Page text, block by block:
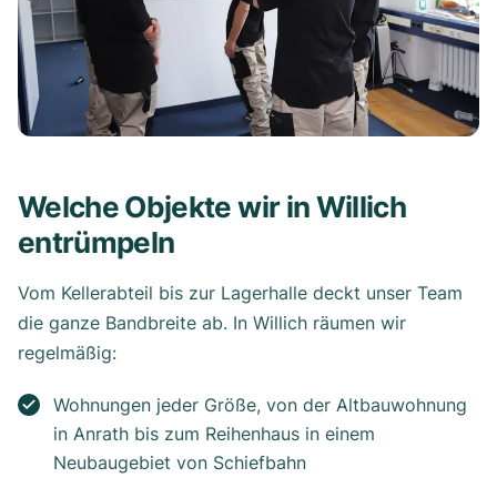
Welche Objekte wir in Willich
entrümpeln
Vom Kellerabteil bis zur Lagerhalle deckt unser Team
die ganze Bandbreite ab. In Willich räumen wir
regelmäßig:
Wohnungen jeder Größe, von der Altbauwohnung
in Anrath bis zum Reihenhaus in einem
Neubaugebiet von Schiefbahn